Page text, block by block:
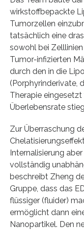
wirkstoffbepackte
Tumorzellen
tatsächlich eine
sowohl bei
Tumor-infizierten
durch den in die
(Porphyrinderivate,
Therapie
Überlebensrate
Zur Überraschung
Internalisierung
vollständig
beschreibt Zheng
Gruppe, dass das
flüssiger (fluider)
ermöglicht dann
Nanopartikel. Den